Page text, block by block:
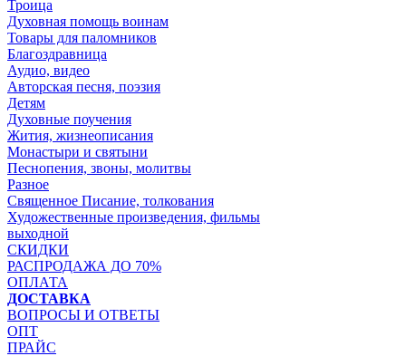
Троица
Духовная помощь воинам
Товары для паломников
Благоздравница
Аудио, видео
Авторская песня, поэзия
Детям
Духовные поучения
Жития, жизнеописания
Монастыри и святыни
Песнопения, звоны, молитвы
Разное
Священное Писание, толкования
Художественные произведения, фильмы
выходной
СКИДКИ
РАСПРОДАЖА ДО 70%
ОПЛАТА
ДОСТАВКА
ВОПРОСЫ И ОТВЕТЫ
ОПТ
ПРАЙС